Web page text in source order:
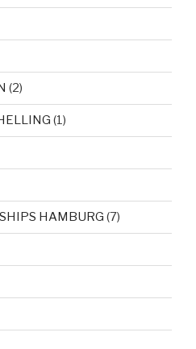
(2)
(1)
HAMBURG (7)